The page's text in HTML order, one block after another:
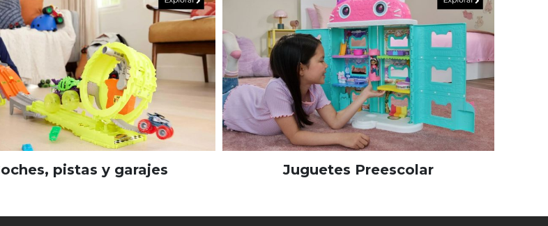
pistas y garajes Juguetes Preescolar